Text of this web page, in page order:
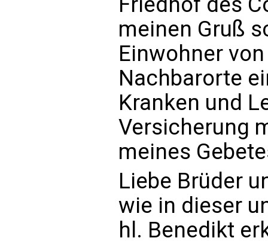
meinen Gruß
Einwohner
Nachbarorte
Kranken und
Versicherung
meines
Liebe Brüder
wie in dieser
hl. Benedikt